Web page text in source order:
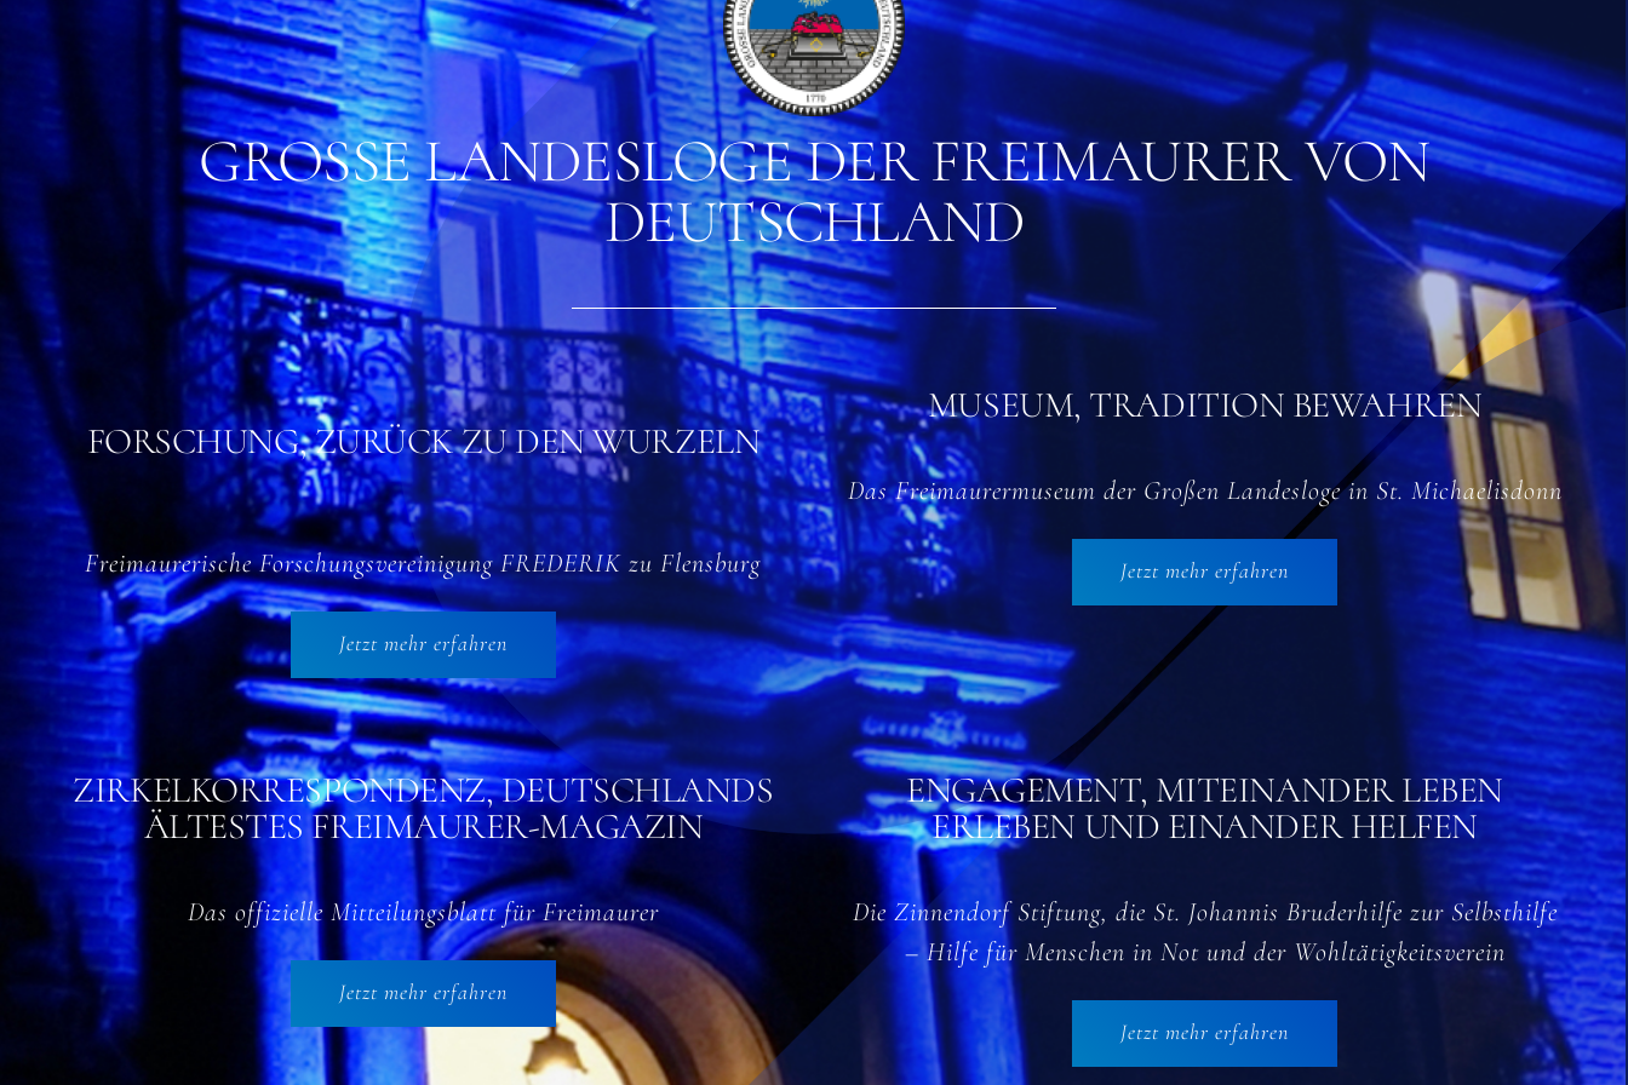
GROSSE LANDESLOGE DER FREIMAURER VON D
EUTSCHLAND
FORSCHUNG, ZURÜCK ZU DEN WURZELN
Freimaurerische Forschungsvereinigung FREDERIK zu Flensburg
Jetzt mehr erfahren
MUSEUM, TRADITION BEWAHREN
Das Freimaurermuseum der Großen Landesloge in St. Michaelisdonn
Jetzt mehr erfahren
ZIRKELKORRESPONDENZ, DEUTSCHLANDS
ÄLTESTES FREIMAURER-MAGAZIN
Das offizielle Mitteilungsblatt für Freimaurer
Jetzt mehr erfahren
ENGAGEMENT, MITEINANDER LEBEN
ERLEBEN UND EINANDER HELFEN
Die Zinnendorf Stiftung, die St. Johannis Bruderhilfe zur Selbsthilfe
– Hilfe für Menschen in Not und der Wohltätigkeitsverein
Jetzt mehr erfahren